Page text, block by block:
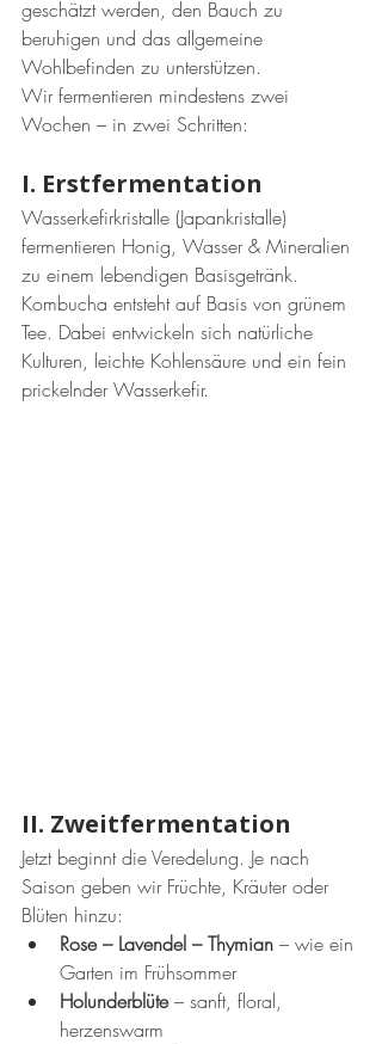
geschätzt werden, den Bauch zu
beruhigen und das allgemeine
Wohlbefinden zu unterstützen.
Wir fermentieren mindestens zwei
Wochen – in zwei Schritten:
I. Erstfermentation
Wasserkefirkristalle (Japankristalle)
fermentieren Honig, Wasser & Mineralien
zu einem lebendigen Basisgetränk.
Kombucha entsteht auf Basis von grünem
Tee. Dabei entwickeln sich natürliche
Kulturen, leichte Kohlensäure und ein fein
prickelnder Wasserkefir.
II. Zweitfermentation
Jetzt beginnt die Veredelung. Je nach
Saison geben wir Früchte, Kräuter oder
Blüten hinzu:
Rose – Lavendel – Thymian – wie ein
Garten im Frühsommer
Holunderblüte – sanft, floral,
herzenswarm